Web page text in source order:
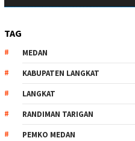
TAG
MEDAN
KABUPATEN LANGKAT
LANGKAT
RANDIMAN TARIGAN
PEMKO MEDAN